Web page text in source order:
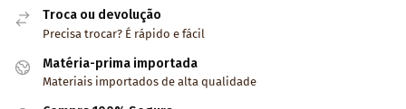
Troca ou devolução
Precisa trocar? É rápido e fácil
Matéria-prima importada
Materiais importados de alta qualidade